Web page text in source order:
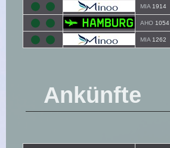
MIA 1914
AHO 1054
MIA 1262
Ankünfte